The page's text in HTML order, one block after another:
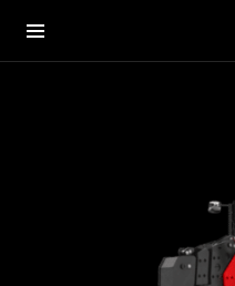
Heftrucks